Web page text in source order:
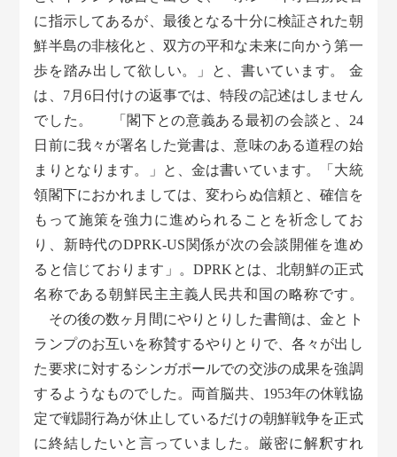
に指示してあるが、最後となる十分に検証された朝
鮮半島の非核化と、双方の平和な未来に向かう第一
歩を踏み出して欲しい。」と、書いています。 金
は、7月6日付けの返事では、特段の記述はしません
でした。 「閣下との意義ある最初の会談と、24
日前に我々が署名した覚書は、意味のある道程の始
まりとなります。」と、金は書いています。「大統
領閣下におかれましては、変わらぬ信頼と、確信を
もって施策を強力に進められることを祈念してお
り、新時代のDPRK-US関係が次の会談開催を進め
ると信じております」。DPRKとは、北朝鮮の正式
名称である朝鮮民主主義人民共和国の略称です。
その後の数ヶ月間にやりとりした書簡は、金とト
ランプのお互いを称賛するやりとりで、各々が出し
た要求に対するシンガポールでの交渉の成果を強調
するようなものでした。両首脳共、1953年の休戦協
定で戦闘行為が休止しているだけの朝鮮戦争を正式
に終結したいと言っていました。厳密に解釈すれ